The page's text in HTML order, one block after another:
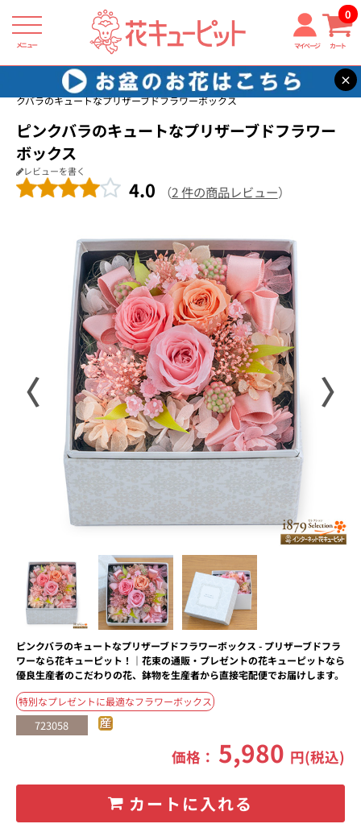
メニュー マイページ カート
0
×
花キューピット プリザーブドフラワー
【プリザーブドフラワー】ピン
クバラのキュートなプリザーブドフラワーボックス
ピンクバラのキュートなプリザーブドフラワー
ボックス
レビューを書く
4.0 （2 件の商品レビュー）
〈 〉
ピンクバラのキュートなプリザーブドフラワーボックス - プリザーブドフラ
ワーなら花キューピット！｜花束の通販・プレゼントの花キューピットなら
優良生産者のこだわりの花、鉢物を生産者から直接宅配便でお届けします。
特別なプレゼントに最適なフラワーボックス
723058
価格： 5,980 円(税込)
カートに入れる